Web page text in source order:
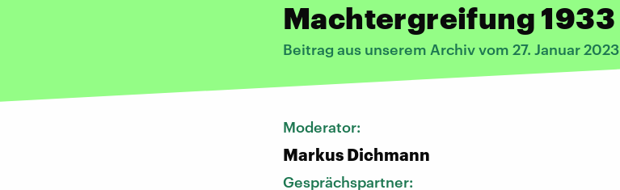
Machtergreifung 1933
Beitrag aus unserem Archiv vom 27. Januar 2023
Moderator:
Markus Dichmann
Gesprächspartner: